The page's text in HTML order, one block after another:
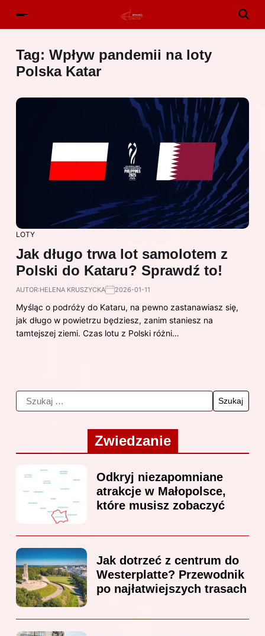
Tag: Wpływ pandemii na loty
Polska Katar
LOTY
Jak długo trwa lot samolotem z
Polski do Kataru? Sprawdź to!
AUTOR:HELENA KRUSZYCKA 2026-01-11
Myśląc o podróży do Kataru, na pewno zastanawiasz się,
jak długo w powietrzu będziesz, zanim staniesz na
tamtejszej ziemi. Czas lotu z Polski różni…
Zwiedzanie
Odkryj niezapomniane
atrakcje w Małopolsce,
które musisz zobaczyć
Jak dotrzeć z centrum do
Westerplatte? Przewodnik
po najłatwiejszych trasach